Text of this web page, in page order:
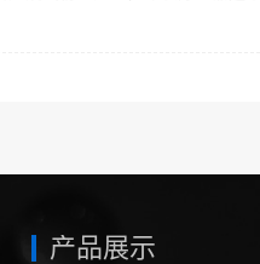
产品展示